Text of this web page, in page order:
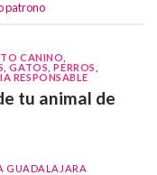
patrono
CANINO
,GATOS ,PERROS
RESPONSABLE
tu animal de
GUADALAJARA